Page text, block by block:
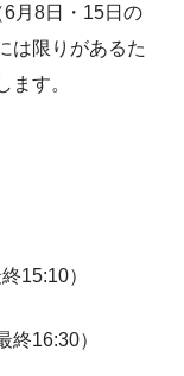
月8日・15日の
は限りがあるた
ます。
15:10）
16:30）